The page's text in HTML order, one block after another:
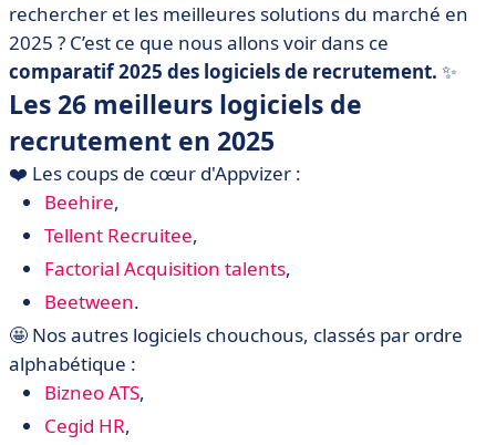
• Foederis
• Gestmax
• HRMAPS
• Kelio
• Layan
• Nicoka ATS
• People In
• Recruitee
• Recrutor
• RHProfiler
• Rippling
rechercher et les meilleures solutions du marché en
2025 ? C’est ce que nous allons voir dans ce
comparatif 2025 des logiciels de recrutement. ✨
Les 26 meilleurs logiciels de
recrutement en 2025
❤️ Les coups de cœur d'Appvizer :
Beehire,
Tellent Recruitee,
Factorial Acquisition talents,
Beetween.
🤩 Nos autres logiciels chouchous, classés par ordre
alphabétique :
Bizneo ATS,
Cegid HR,